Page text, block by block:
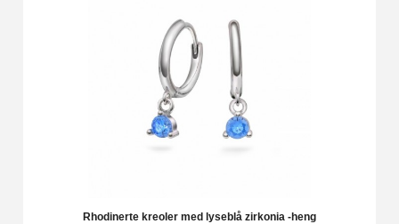
Rhodinerte kreoler med lyseblå zirkonia -heng